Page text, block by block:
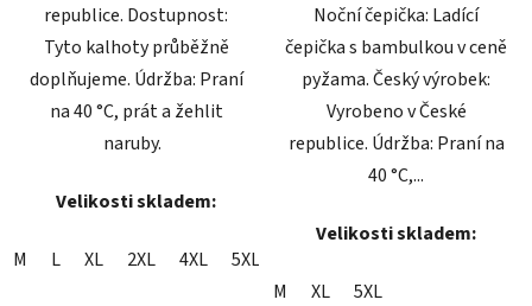
republice. Dostupnost:
Tyto kalhoty průběžně
doplňujeme. Údržba: Praní
na 40 °C, prát a žehlit
naruby.
Velikosti skladem:
M L XL 2XL 4XL 5XL
Noční čepička: Ladící
čepička s bambulkou v ceně
pyžama. Český výrobek:
Vyrobeno v České
republice. Údržba: Praní na
40 °C,...
Velikosti skladem:
M XL 5XL